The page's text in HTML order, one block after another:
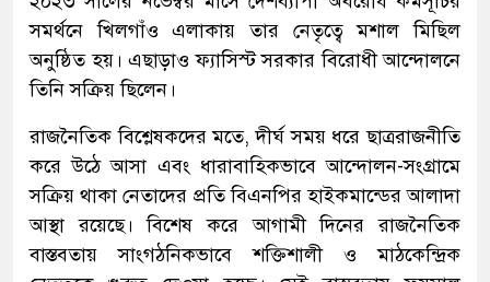
সমর্থনে খিলগাঁও এলাকায় তার নেতৃত্বে মশাল মিছিল
অনুষ্ঠিত হয়। এছাড়াও ফ্যাসিস্ট সরকার বিরোধী আন্দোলনে
তিনি সক্রিয় ছিলেন।
রাজনৈতিক বিশ্লেষকদের মতে, দীর্ঘ সময় ধরে ছাত্ররাজনীতি
করে উঠে আসা এবং ধারাবাহিকভাবে আন্দোলন-সংগ্রামে
সক্রিয় থাকা নেতাদের প্রতি বিএনপির হাইকমান্ডের আলাদা
আস্থা রয়েছে। বিশেষ করে আগামী দিনের রাজনৈতিক
বাস্তবতায় সাংগঠনিকভাবে শক্তিশালী ও মাঠকেন্দ্রিক